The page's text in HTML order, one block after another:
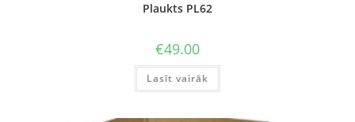
Plaukts PL62
€49.00
Lasīt vairāk